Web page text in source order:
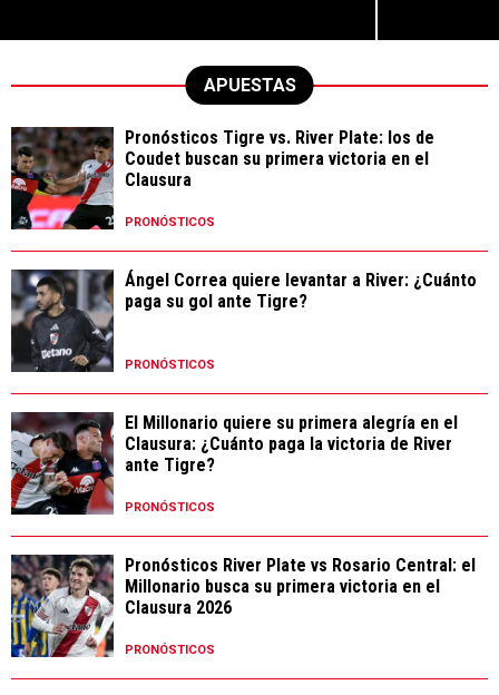
APUESTAS
Pronósticos Tigre vs. River Plate: los de
Coudet buscan su primera victoria en el
Clausura
PRONÓSTICOS
Ángel Correa quiere levantar a River: ¿Cuánto
paga su gol ante Tigre?
PRONÓSTICOS
El Millonario quiere su primera alegría en el
Clausura: ¿Cuánto paga la victoria de River
ante Tigre?
PRONÓSTICOS
Pronósticos River Plate vs Rosario Central: el
Millonario busca su primera victoria en el
Clausura 2026
PRONÓSTICOS